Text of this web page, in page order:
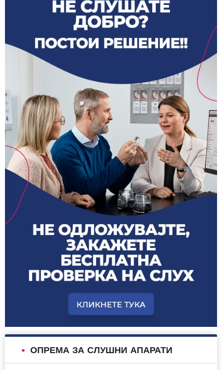
ОПРЕМА ЗА СЛУШНИ АПАРАТИ